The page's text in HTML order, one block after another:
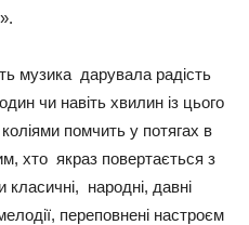
музика дарувала радість
чи навіть хвилин із цього
помчить у потягах в
хто якраз повертається з
народні, давні
переповнені настроєм